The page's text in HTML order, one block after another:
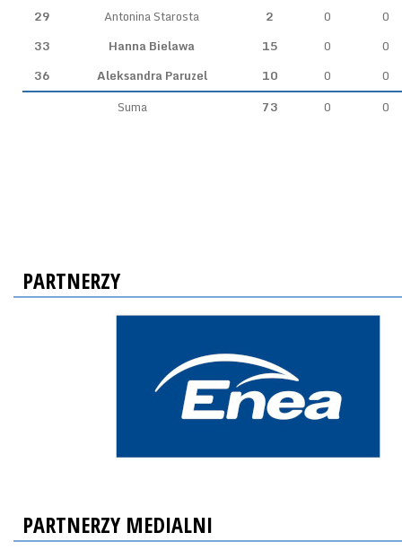
29
Antonina Starosta 2 0
0
33
Hanna Bielawa 15 0
0
36
Aleksandra Paruzel 10 0
0
Suma
73 0 0
PARTNERZY
PARTNERZY MEDIALNI